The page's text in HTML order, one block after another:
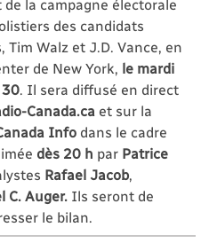
la campagne électorale
des candidats
Walz et J.D. Vance, en
de New York, le mardi
30 . Il sera diffusé en direct
Canada.ca et sur la
Info dans le cadre
dès 20 h par Patrice
Rafael Jacob
C. Auger. Ils seront de
le bilan.